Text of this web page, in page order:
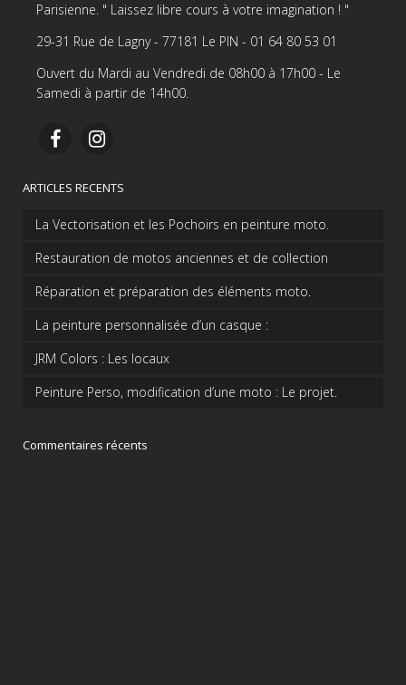
Parisienne. " Laissez libre cours à votre imagination ! "
29-31 Rue de Lagny - 77181 Le PIN - 01 64 80 53 01
Ouvert du Mardi au Vendredi de 08h00 à 17h00 - Le
Samedi à partir de 14h00.
ARTICLES RECENTS
La Vectorisation et les Pochoirs en peinture moto.
Restauration de motos anciennes et de collection
Réparation et préparation des éléments moto.
La peinture personnalisée d’un casque :
JRM Colors : Les locaux
Peinture Perso, modification d’une moto : Le projet.
Commentaires récents